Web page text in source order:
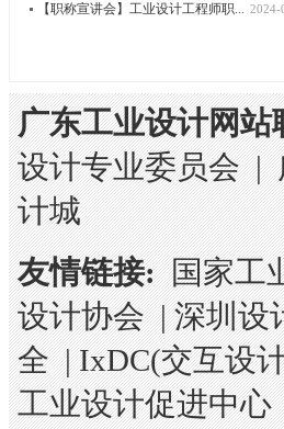
【职称宣讲会】工业设计工程师职... 2024-
广东工业设计网站
设计专业委员会|
计城
友情链接: 国家工
设计协会|深圳设
全|IxDC(交互设
工业设计促进中心